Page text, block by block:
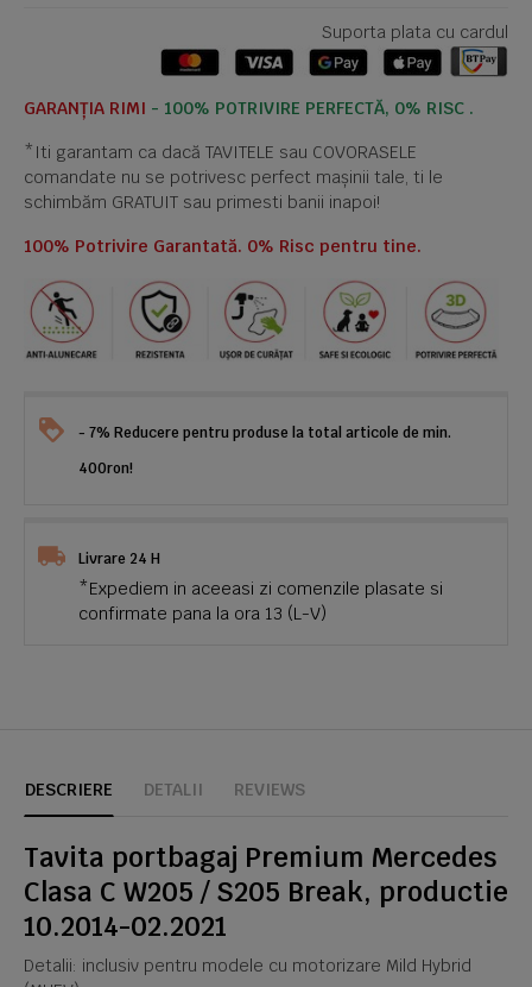
Suporta plata cu cardul
GARANȚIA RIMI - 100% POTRIVIRE PERFECTĂ, 0% RISC .
*Iti garantam ca dacă TAVITELE sau COVORASELE
comandate nu se potrivesc perfect mașinii tale, ti le
schimbăm GRATUIT sau primesti banii inapoi!
100% Potrivire Garantată. 0% Risc pentru tine.
- 7% Reducere pentru produse la total articole de min.
400ron!
Livrare 24 H
*Expediem in aceeasi zi comenzile plasate si
confirmate pana la ora 13 (L-V)
DESCRIERE DETALII REVIEWS
Tavita portbagaj Premium Mercedes
Clasa C W205 / S205 Break, productie
10.2014-02.2021
Detalii: inclusiv pentru modele cu motorizare Mild Hybrid